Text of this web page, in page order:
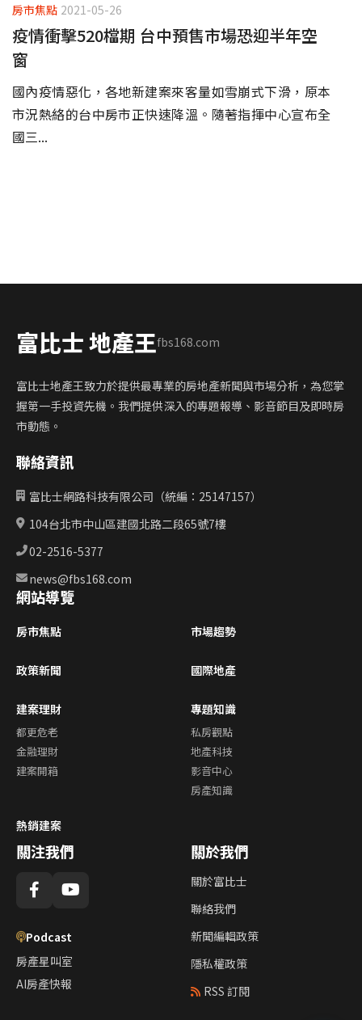
房市焦點 2021-05-26
疫情衝擊520檔期 台中預售市場恐迎半年空
窗
國內疫情惡化，各地新建案來客量如雪崩式下滑，原本
市況熱絡的台中房市正快速降溫。隨著指揮中心宣布全
國三...
富比士 地產王fbs168.com
富比士地產王致力於提供最專業的房地產新聞與市場分析，為您掌
握第一手投資先機。我們提供深入的專題報導、影音節目及即時房
市動態。
聯絡資訊
富比士網路科技有限公司（統編：25147157）
104台北市中山區建國北路二段65號7樓
02-2516-5377
news@fbs168.com
網站導覽
房市焦點 市場趨勢
政策新聞 國際地產
建案理財
都更危老
金融理財
建案開箱
專題知識
私房觀點
地產科技
影音中心
房產知識
熱銷建案
關注我們
Podcast
房產星叫室
AI房產快報
關於我們
關於富比士
聯絡我們
新聞編輯政策
隱私權政策
RSS 訂閱